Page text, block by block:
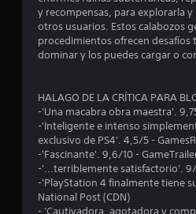
y recompensas, para explorarla
otros usuarios. Estos calabozos
procedimientos ofrecen
dominar y los puedes cargar o
HALAGO DE LA CRÍTICA PARA
-'Una macabra obra maestra'.
-'Inteligente e intenso
exclusivo de PS4'. 4,5/5 -
-'Fascinante'. 9,6/10 -
-'...terriblemente satisfactorio'.
-'PlayStation 4 finalmente tiene
National Post (CDN)
- 'Cautivadora, agotadora y